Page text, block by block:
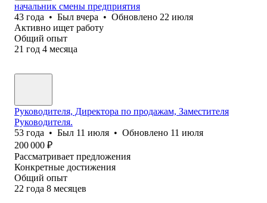
начальник смены предприятия
43 года • Был вчера • Обновлено 22 июля
Активно ищет работу
Общий опыт
21 год 4 месяца
Руководителя, Директора по продажам, Заместителя
Руководителя.
53 года • Был 11 июля • Обновлено 11 июля
200 000 ₽
Рассматривает предложения
Конкретные достижения
Общий опыт
22 года 8 месяцев